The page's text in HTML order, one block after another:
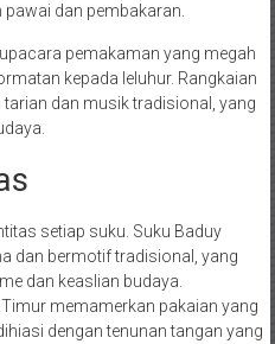
dan pembakaran.
pemakaman yang megah
kepada leluhur. Rangkaian
dan musik tradisional, yang
setiap suku. Suku Baduy
dan bermotif tradisional, yang
dan keaslian budaya.
memamerkan pakaian yang
dengan tenunan tangan yang